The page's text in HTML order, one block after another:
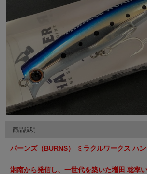
商品説明
バーンズ（BURNS） ミラクルワークス ハ
湘南から発信し、一世代を築いた増田 聡率